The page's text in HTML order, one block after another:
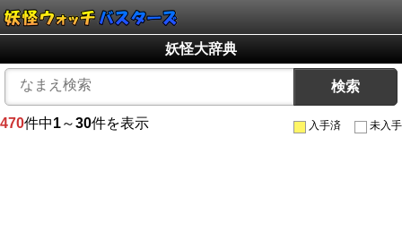
妖怪大辞典
検索
470件中1～30件を表示 入手済 未入手